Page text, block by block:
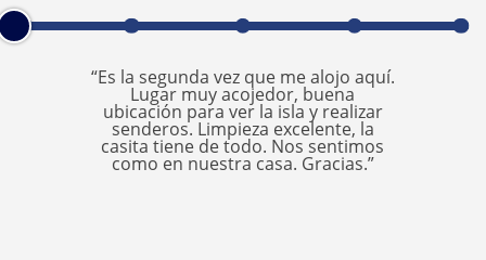
“Es la segunda vez que me alojo aquí.
Lugar muy acojedor, buena
ubicación para ver la isla y realizar
senderos. Limpieza excelente, la
casita tiene de todo. Nos sentimos
como en nuestra casa. Gracias.”